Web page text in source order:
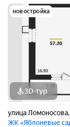
новостройка
3D-тур
улица Ломоносова,
ЖК «Яблоневые